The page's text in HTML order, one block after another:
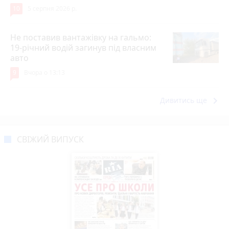
Не поставив вантажівку на гальмо:
19-річний водій загинув під власним
авто